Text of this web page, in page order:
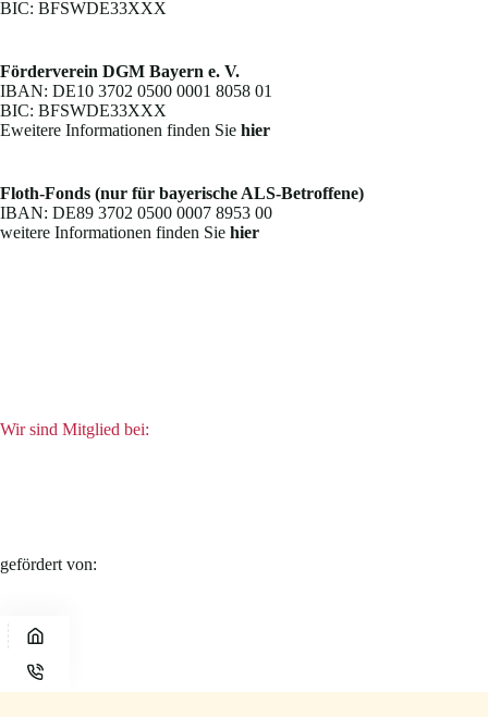
BIC: BFSWDE33XXX
Förderverein DGM Bayern e. V.
IBAN: DE10 3702 0500 0001 8058 01
BIC: BFSWDE33XXX
Eweitere Informationen finden Sie hier
Floth-Fonds (nur für bayerische ALS-Betroffene)
IBAN: DE89 3702 0500 0007 8953 00
weitere Informationen finden Sie hier
Wir sind Mitglied bei:
gefördert von: